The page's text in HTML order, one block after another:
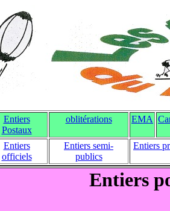
Entiers
Postaux
oblitérations EMA
Entiers
officiels
Entiers semi-
publics
Entiers
Entiers